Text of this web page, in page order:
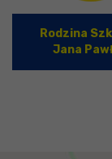
Rodzina
Jana